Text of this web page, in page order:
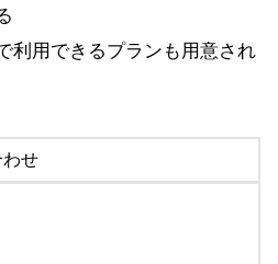
利用できるプランも用意され
せ